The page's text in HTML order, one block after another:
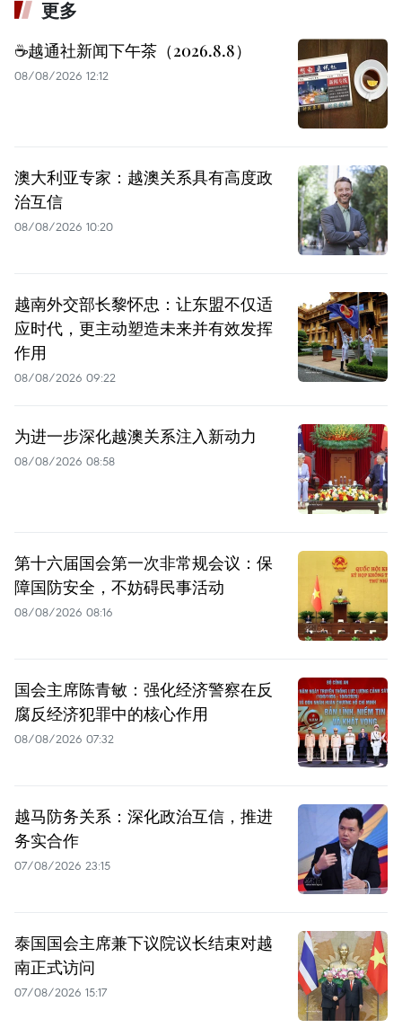
更多
☕️越通社新闻下午茶（2026.8.8）
08/08/2026 12:12
澳大利亚专家：越澳关系具有高度政
治互信
08/08/2026 10:20
越南外交部长黎怀忠：让东盟不仅适
应时代，更主动塑造未来并有效发挥
作用
08/08/2026 09:22
为进一步深化越澳关系注入新动力
08/08/2026 08:58
第十六届国会第一次非常规会议：保
障国防安全，不妨碍民事活动
08/08/2026 08:16
国会主席陈青敏：强化经济警察在反
腐反经济犯罪中的核心作用
08/08/2026 07:32
越马防务关系：深化政治互信，推进
务实合作
07/08/2026 23:15
泰国国会主席兼下议院议长结束对越
南正式访问
07/08/2026 15:17